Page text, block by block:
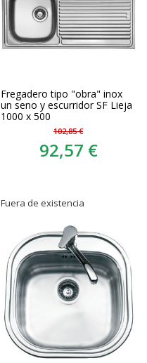
Fregadero tipo "obra" inox
un seno y escurridor SF Lieja
1000 x 500
102,85 €
92,57 €
Fuera de existencia